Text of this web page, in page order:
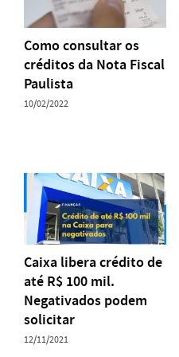
Como consultar os
créditos da Nota Fiscal
Paulista
10/02/2022
Caixa libera crédito de
até R$ 100 mil.
Negativados podem
solicitar
12/11/2021